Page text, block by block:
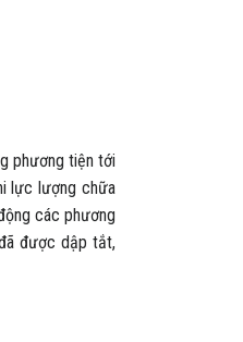
phương tiện tới
lực lượng chữa
các phương
được dập tắt,